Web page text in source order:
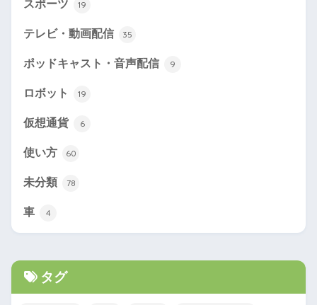
スポーツ 19
テレビ・動画配信 35
ポッドキャスト・音声配信 9
ロボット 19
仮想通貨 6
使い方 60
未分類 78
車 4
タグ